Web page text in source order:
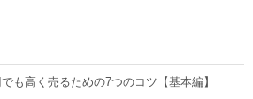
も高く売るための7つのコツ【基本編】